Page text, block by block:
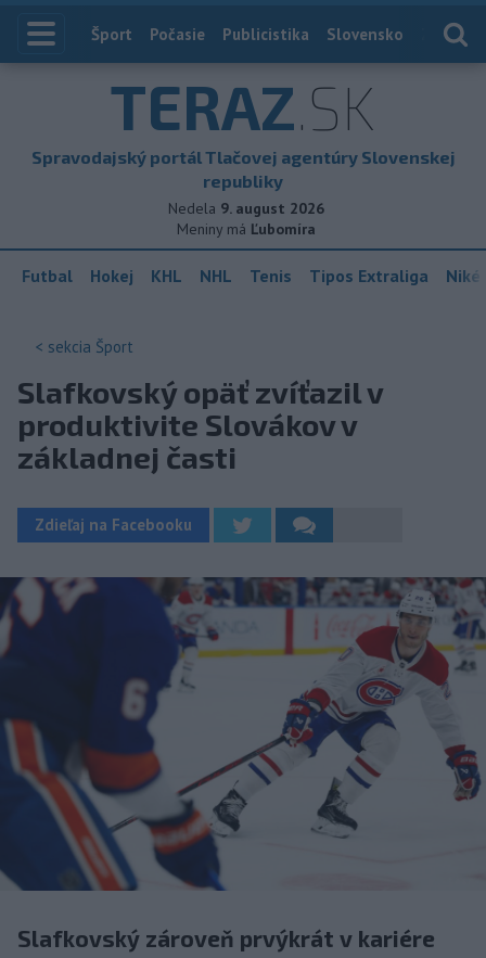
Index
Šport Počasie Publicistika Slovensko
TERAZ.SK
Spravodajský portál Tlačovej agentúry Slovenskej
republiky
Nedela 9. august 2026
Meniny má Ľubomíra
Futbal Hokej KHL NHL Tenis Tipos Extraliga
< sekcia Šport
Slafkovský opäť zvíťazil v
produktivite Slovákov v
základnej časti
Zdieľaj na Facebooku
Slafkovský zároveň prvýkrát v kariére